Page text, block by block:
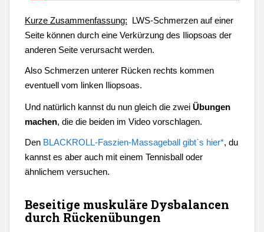
Kurze Zusammenfassung: LWS-Schmerzen auf einer
Seite können durch eine Verkürzung des Iliopsoas der
anderen Seite verursacht werden.
Also Schmerzen unterer Rücken rechts kommen
eventuell vom linken Iliopsoas.
Und natürlich kannst du nun gleich die zwei Übungen
machen, die die beiden im Video vorschlagen.
Den BLACKROLL-Faszien-Massageball gibt`s hier*, du
kannst es aber auch mit einem Tennisball oder
ähnlichem versuchen.
Beseitige muskuläre Dysbalancen
durch Rückenübungen